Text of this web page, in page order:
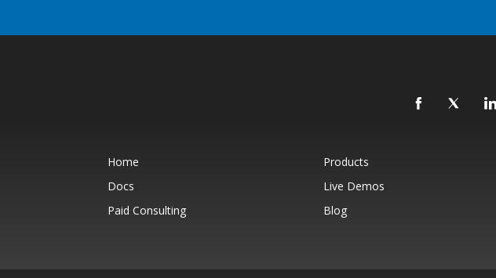
Home Products
Docs
Live Demos
Paid Consulting
Blog